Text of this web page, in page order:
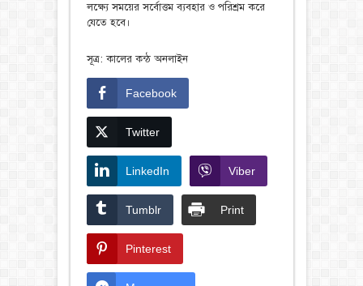
লক্ষ্যে সময়ের সর্বোত্তম ব্যবহার ও পরিশ্রম করে
যেতে হবে।
সূত্র: কালের কন্ঠ অনলাইন
Facebook
Twitter
LinkedIn Viber
Tumblr Print
Pinterest